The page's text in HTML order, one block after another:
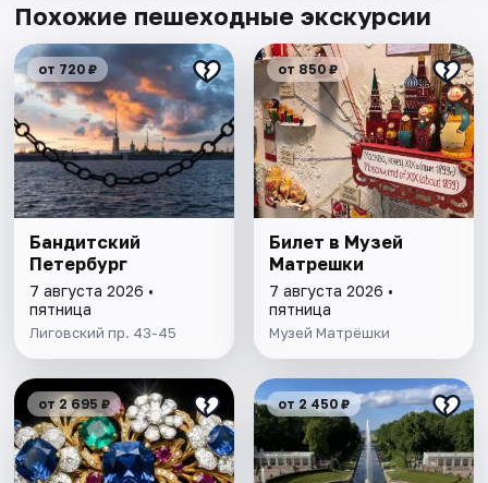
Похожие пешеходные экскурсии
от 720 ₽
Бандитский
Петербург
7 августа 2026 •
пятница
Лиговский пр. 43-45
от 850 ₽
Билет в Музей
Матрешки
7 августа 2026 •
пятница
Музей Матрёшки
от 2 695 ₽ от 2 450 ₽